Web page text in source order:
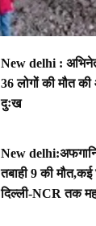
New delhi :
36 लोगों की मौत
दुःख
New
तबाही 9 की
दिल्ली-NCR तक